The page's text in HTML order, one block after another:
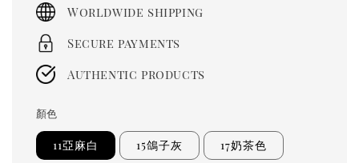
Worldwide shipping
Secure payments
Authentic products
顏色
11亞麻白 15鴿子灰 17奶茶色